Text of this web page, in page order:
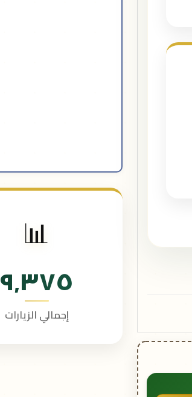
📊
٩٬٣٧٥
إجمالي الزيارات